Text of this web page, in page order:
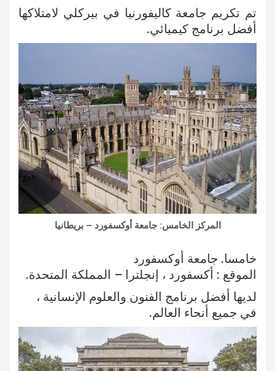
تم تكريم جامعة كاليفورنيا في بيركلي لامتلاكها
أفضل برنامج كيميائي.
المركز الخامس: جامعة أوكسفورد – بريطانيا
خامسا. جامعة أوكسفورد
الموقع : أكسفورد ، إنجلترا – المملكة المتحدة.
لديها أفضل برنامج الفنون والعلوم الإنسانية ،
في جميع أنحاء العالم.